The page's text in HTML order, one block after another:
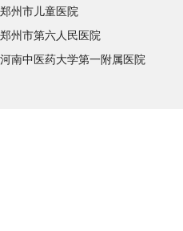
郑州市儿童医院
郑州市第六人民医院
河南中医药大学第一附属医院